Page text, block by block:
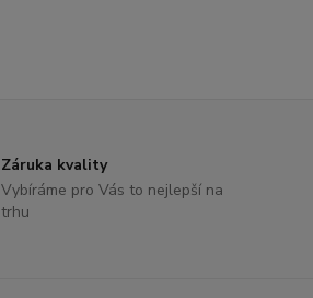
Záruka kvality
Vybíráme pro Vás to nejlepší na
trhu